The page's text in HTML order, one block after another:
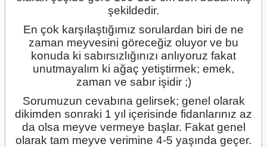
şekildedir.
En çok karşılaştığımız sorulardan biri de ne
zaman meyvesini göreceğiz oluyor ve bu
konuda ki sabırsızlığınızı anlıyoruz fakat
unutmayalım ki ağaç yetiştirmek; emek,
zaman ve sabır işidir ;)
Sorumuzun cevabına gelirsek; genel olarak
dikimden sonraki 1 yıl içerisinde fidanlarınız az
da olsa meyve vermeye başlar. Fakat genel
olarak tam meyve verimine 4-5 yaşında geçer.